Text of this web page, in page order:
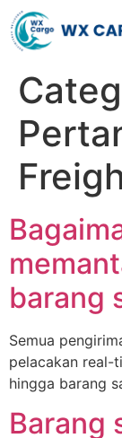
barang
Semua
pelacakan real-
hingga barang
Barang